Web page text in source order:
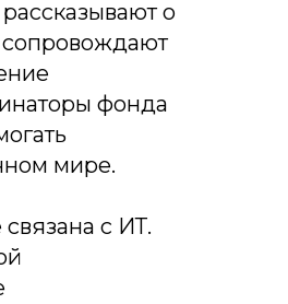
о
сопровождают
фонда
мире.
с ИТ.